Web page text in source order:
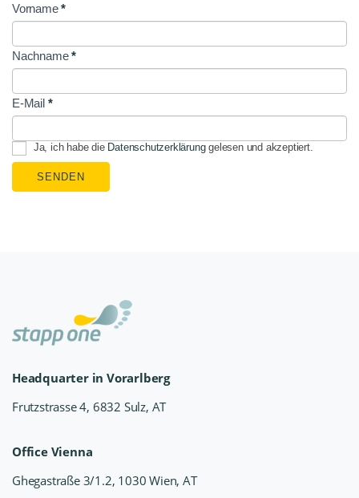
NL
Signup
Vorname*
Nachname*
E-Mail *
Ja, ich habe die Datenschutzerklärunggelesen und akzeptiert.
SENDEN
Headquarter in Vorarlberg
Frutzstrasse 4, 6832 Sulz, AT
Office Vienna
Ghegastraße 3/1.2, 1030 Wien, AT